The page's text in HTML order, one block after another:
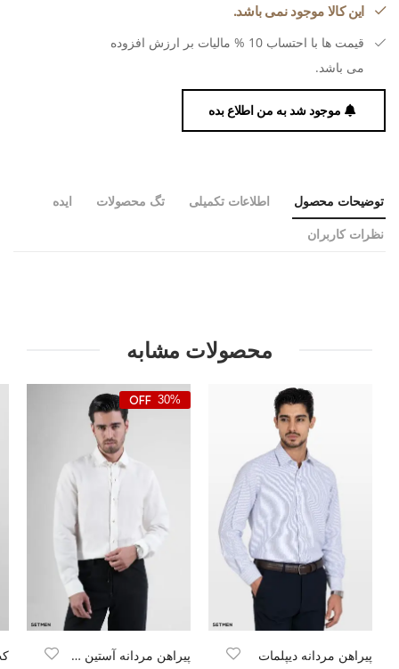
این کالا موجود نمی باشد.
قیمت ها با احتساب 10 % مالیات بر ارزش افزوده
می باشد.
موجود شد به من اطلاع بده
توضیحات محصول اطلاعات تکمیلی تگ محصولات ایده
نظرات کاربران
محصولات مشابه
پیراهن مردانه دیپلمات
30%
پیراهن مردانه آستین بلند لینن